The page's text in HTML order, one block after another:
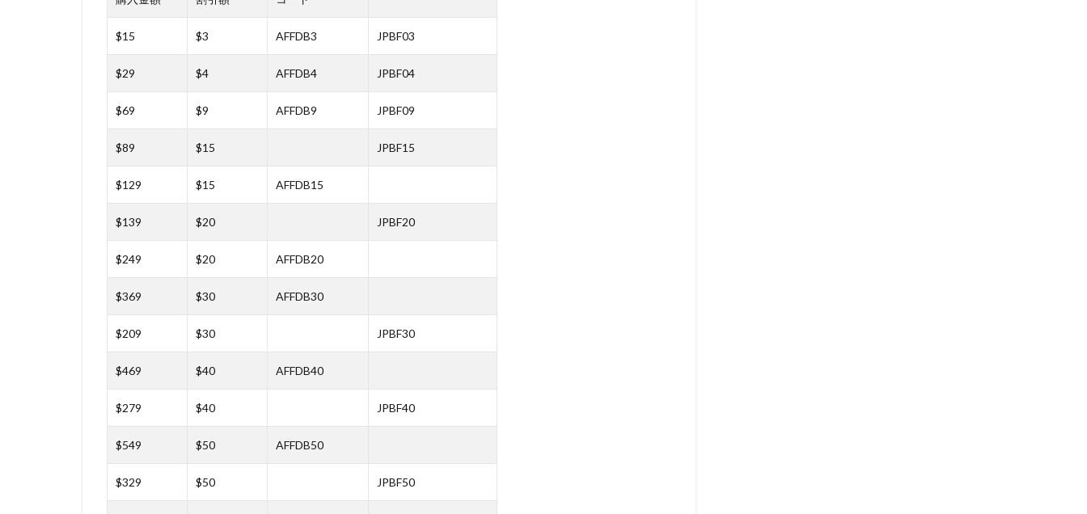
$15 $3 AFFDB3 JPBF03
$29 $4 AFFDB4 JPBF04
$69 $9 AFFDB9 JPBF09
$89 $15 JPBF15
$129 $15 AFFDB15
$139 $20 JPBF20
$249 $20 AFFDB20
$369 $30 AFFDB30
$209 $30 JPBF30
$469 $40 AFFDB40
$279 $40 JPBF40
$549 $50 AFFDB50
$329 $50 JPBF50